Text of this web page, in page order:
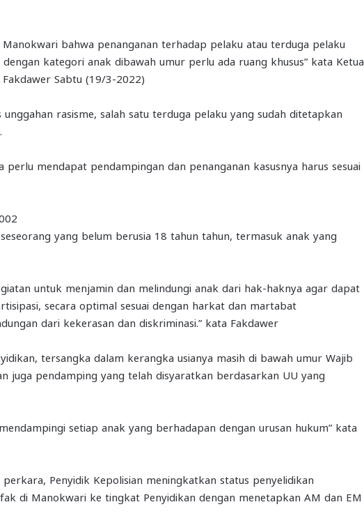
bahwa penanganan terhadap pelaku atau terduga pelaku
kategori anak dibawah umur perlu ada ruang khusus” kata Ketua
Sabtu (19/3-2022)
unggahan rasisme, salah satu terduga pelaku yang sudah ditetapkan
perlu mendapat pendampingan dan penanganan kasusnya harus sesuai
yang belum berusia 18 tahun tahun, termasuk anak yang
untuk menjamin dan melindungi anak dari hak-haknya agar dapat
secara optimal sesuai dengan harkat dan martabat
dari kekerasan dan diskriminasi.” kata Fakdawer
tersangka dalam kerangka usianya masih di bawah umur Wajib
juga pendamping yang telah disyaratkan berdasarkan UU yang
setiap anak yang berhadapan dengan urusan hukum” kata
Penyidik Kepolisian meningkatkan status penyelidikan
di Manokwari ke tingkat Penyidikan dengan menetapkan AM dan EM